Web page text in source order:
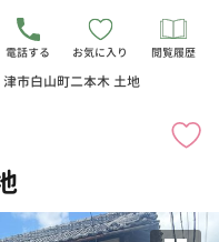
電話する お気に入り 閲覧履歴
津市白山町二本木 土地